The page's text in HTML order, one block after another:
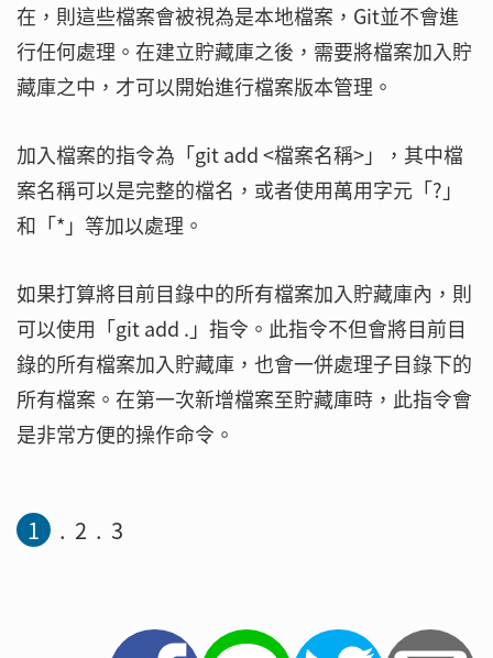
在，則這些檔案會被視為是本地檔案，Git並不會進
行任何處理。在建立貯藏庫之後，需要將檔案加入貯
藏庫之中，才可以開始進行檔案版本管理。
加入檔案的指令為「git add <檔案名稱>」，其中檔
案名稱可以是完整的檔名，或者使用萬用字元「?」
和「*」等加以處理。
如果打算將目前目錄中的所有檔案加入貯藏庫內，則
可以使用「git add .」指令。此指令不但會將目前目
錄的所有檔案加入貯藏庫，也會一併處理子目錄下的
所有檔案。在第一次新增檔案至貯藏庫時，此指令會
是非常方便的操作命令。
1 2 3